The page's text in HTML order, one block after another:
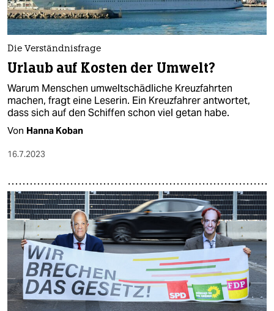
Die Verständnisfrage
Urlaub auf Kosten der Umwelt?
Warum Menschen umweltschädliche Kreuzfahrten
machen, fragt eine Leserin. Ein Kreuzfahrer antwortet,
dass sich auf den Schiffen schon viel getan habe.
Von Hanna Koban
16.7.2023